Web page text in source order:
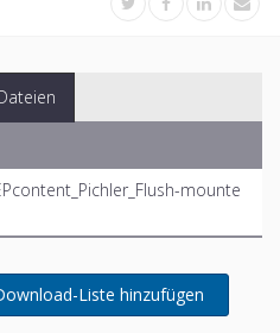
mounte
Liste hinzufügen